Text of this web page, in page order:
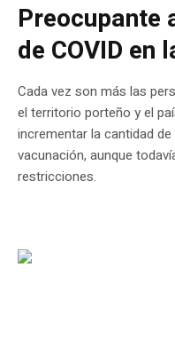
Preocupante
de COVID en
Cada vez son más las
el territorio porteño y el
incrementar la cantidad
vacunación, aunque
restricciones.